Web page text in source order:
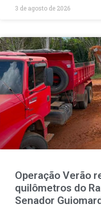
3 de agosto de 2026
Operação Verão
quilômetros do
Senador